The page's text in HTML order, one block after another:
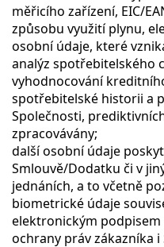
měřicího zařízení, EIC/
způsobu využití plynu,
osobní údaje, které
analýz spotřebitelského
vyhodnocování
spotřebitelské historii a
Společnosti,
zpracovávány;
další osobní údaje
Smlouvě/Dodatku či v
jednáních, a to včetně
biometrické údaje
elektronickým podpisem
ochrany práv zákazníka i